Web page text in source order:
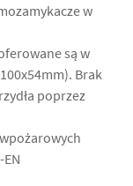
w
są w
Brak
poprzez